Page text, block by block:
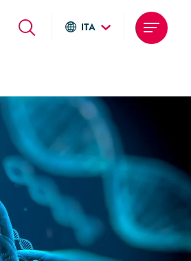
ITA
Deutsch
Brasil
United States
Argentina